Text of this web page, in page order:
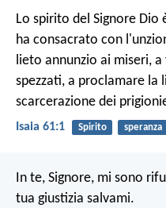
Lo spirito del Signore Dio
ha consacrato con
lieto annunzio ai miseri, a
spezzati, a proclamare la
scarcerazione dei
Isaia 61:1 Spirito speranza
In te, Signore, mi sono
tua giustizia salvami.